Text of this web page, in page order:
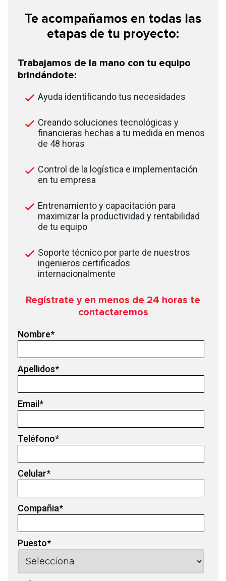
Te acompañamos en todas las
etapas de tu proyecto:
Trabajamos de la mano con tu equipo
brindándote:
Ayuda identificando tus necesidades
Creando soluciones tecnológicas y
financieras hechas a tu medida en menos
de 48 horas
Control de la logística e implementación
en tu empresa
Entrenamiento y capacitación para
maximizar la productividad y rentabilidad
de tu equipo
Soporte técnico por parte de nuestros
ingenieros certificados
internacionalmente
Regístrate y en menos de 24 horas te
contactaremos
Nombre*
Apellidos*
Email*
Teléfono*
Celular*
Compañia*
Puesto*